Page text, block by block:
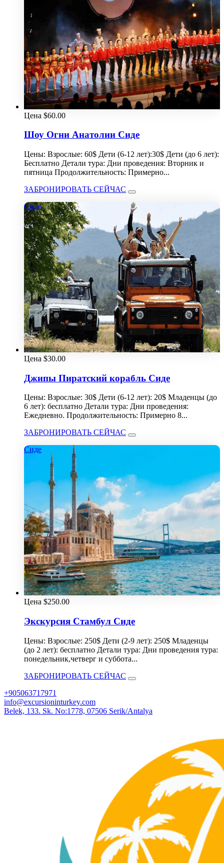
Цена $60.00
Шоу Огни Анатолии Сиде
Цены: Взрослые: 60$ Дети (6-12 лет):30$ Дети (до 6 лет):
Бесплатно Детали тура: Дни проведения: Вторник и
пятница Продолжительность: Примерно...
ЗАБРОНИРОВАТЬ СЕЙЧАС
Сиде
Цена $30.00
Джипы Пиратский корабль Сиде
Цены: Взрослые: 30$ Дети (6-12 лет): 20$ Младенцы (до
6 лет): бесплатно Детали тура: Дни проведения:
Ежедневно. Продолжительность: Примерно 8...
ЗАБРОНИРОВАТЬ СЕЙЧАС
Сиде
Цена $250.00
Экскурсия Стамбул Сиде
Цены: Взрослые: 250$ Дети (2-9 лет): 250$ Младенцы
(до 2 лет): бесплатно Детали тура: Дни проведения тура:
понедельник,четверг и суббота...
ЗАБРОНИРОВАТЬ СЕЙЧАС
+905063717971
info@excursioninturkey.com
Belek, 133. Sk. No:1778, 07506 Serik/Antalya